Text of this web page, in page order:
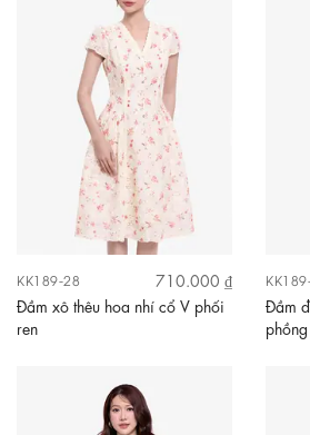
KK189-28
710.000 ₫
Đầm xô thêu hoa nhí cổ V phối
ren
Đầm
phồng